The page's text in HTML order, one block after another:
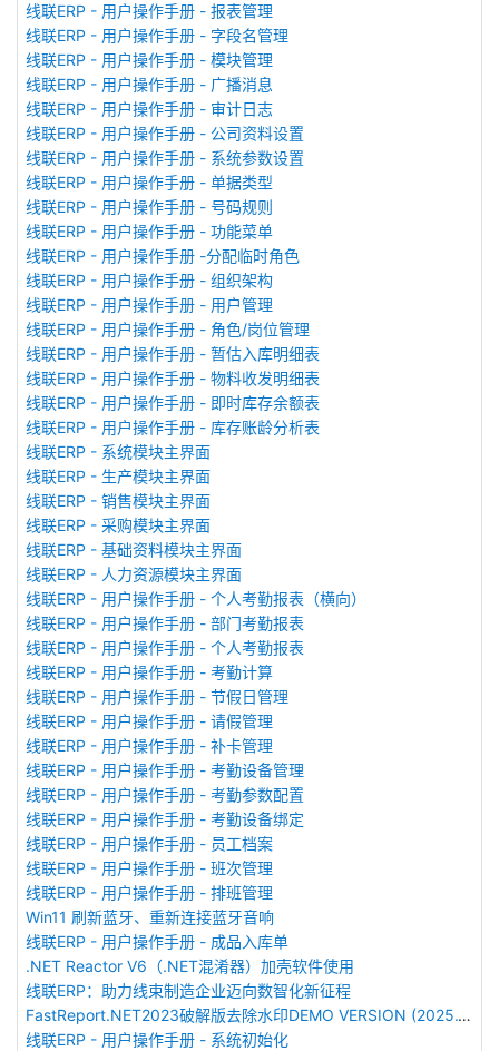
线联ERP - 用户操作手册 - 报表管理
线联ERP - 用户操作手册 - 字段名管理
线联ERP - 用户操作手册 - 模块管理
线联ERP - 用户操作手册 - 广播消息
线联ERP - 用户操作手册 - 审计日志
线联ERP - 用户操作手册 - 公司资料设置
线联ERP - 用户操作手册 - 系统参数设置
线联ERP - 用户操作手册 - 单据类型
线联ERP - 用户操作手册 - 号码规则
线联ERP - 用户操作手册 - 功能菜单
线联ERP - 用户操作手册 -分配临时角色
线联ERP - 用户操作手册 - 组织架构
线联ERP - 用户操作手册 - 用户管理
线联ERP - 用户操作手册 - 角色/岗位管理
线联ERP - 用户操作手册 - 暂估入库明细表
线联ERP - 用户操作手册 - 物料收发明细表
线联ERP - 用户操作手册 - 即时库存余额表
线联ERP - 用户操作手册 - 库存账龄分析表
线联ERP - 系统模块主界面
线联ERP - 生产模块主界面
线联ERP - 销售模块主界面
线联ERP - 采购模块主界面
线联ERP - 基础资料模块主界面
线联ERP - 人力资源模块主界面
线联ERP - 用户操作手册 - 个人考勤报表（横向）
线联ERP - 用户操作手册 - 部门考勤报表
线联ERP - 用户操作手册 - 个人考勤报表
线联ERP - 用户操作手册 - 考勤计算
线联ERP - 用户操作手册 - 节假日管理
线联ERP - 用户操作手册 - 请假管理
线联ERP - 用户操作手册 - 补卡管理
线联ERP - 用户操作手册 - 考勤设备管理
线联ERP - 用户操作手册 - 考勤参数配置
线联ERP - 用户操作手册 - 考勤设备绑定
线联ERP - 用户操作手册 - 员工档案
线联ERP - 用户操作手册 - 班次管理
线联ERP - 用户操作手册 - 排班管理
Win11 刷新蓝牙、重新连接蓝牙音响
线联ERP - 用户操作手册 - 成品入库单
.NET Reactor V6（.NET混淆器）加壳软件使用
线联ERP：助力线束制造企业迈向数智化新征程
FastReport.NET2023破解版去除水印DEMO VERSION (2025.1.14/2023.2.18版本)
线联ERP - 用户操作手册 - 系统初始化